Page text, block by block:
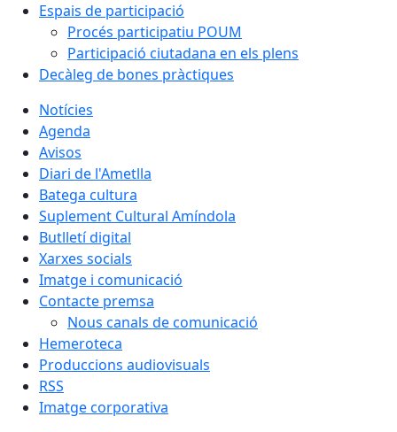
Espais de participació
Procés participatiu POUM
Participació ciutadana en els plens
Decàleg de bones pràctiques
Notícies
Agenda
Avisos
Diari de l'Ametlla
Batega cultura
Suplement Cultural Amíndola
Butlletí digital
Xarxes socials
Imatge i comunicació
Contacte premsa
Nous canals de comunicació
Hemeroteca
Produccions audiovisuals
RSS
Imatge corporativa